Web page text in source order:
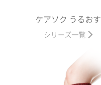
ケアソク うるおす
シリーズ一覧